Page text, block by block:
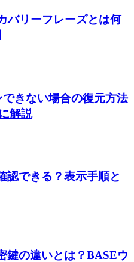
バリーフレーズとは何
きない場合の復元方法
解説
認できる？表示手順と
鍵の違いとは？BASEウ